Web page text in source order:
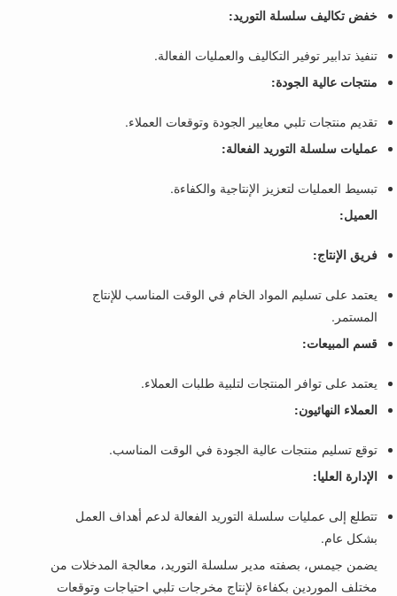
خفض تكاليف سلسلة التوريد:
تنفيذ تدابير توفير التكاليف والعمليات الفعالة.
منتجات عالية الجودة:
تقديم منتجات تلبي معايير الجودة وتوقعات العملاء.
عمليات سلسلة التوريد الفعالة:
تبسيط العمليات لتعزيز الإنتاجية والكفاءة.
العميل:
فريق الإنتاج:
يعتمد على تسليم المواد الخام في الوقت المناسب للإنتاج
المستمر.
قسم المبيعات:
يعتمد على توافر المنتجات لتلبية طلبات العملاء.
العملاء النهائيون:
توقع تسليم منتجات عالية الجودة في الوقت المناسب.
الإدارة العليا:
تتطلع إلى عمليات سلسلة التوريد الفعالة لدعم أهداف العمل
بشكل عام.
يضمن جيمس، بصفته مدير سلسلة التوريد، معالجة المدخلات من
مختلف الموردين بكفاءة لإنتاج مخرجات تلبي احتياجات وتوقعات